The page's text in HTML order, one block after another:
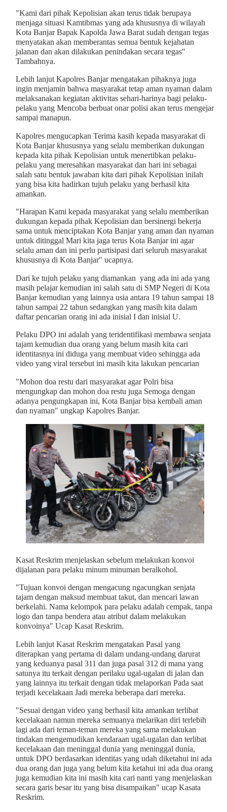
"Kami dari pihak Kepolisian akan terus tidak berupaya
menjaga situasi Kamtibmas yang ada khususnya di wilayah
Kota Banjar Bapak Kapolda Jawa Barat sudah dengan tegas
menyatakan akan memberantas semua bentuk kejahatan
jalanan dan akan dilakukan penindakan secara tegas"
Tambahnya.
Lebih lanjut Kapolres Banjar mengatakan pihaknya juga
ingin menjamin bahwa masyarakat tetap aman nyaman dalam
melaksanakan kegiatan aktivitas sehari-harinya bagi pelaku-
pelaku yang Mencoba berbuat onar polisi akan terus mengejar
sampai manapun.
Kapolres mengucapkan Terima kasih kepada masyarakat di
Kota Banjar khususnya yang selalu memberikan dukungan
kepada kita pihak Kepolisian untuk menertibkan pelaku-
pelaku yang meresahkan masyarakat dan hari ini sebagai
salah satu bentuk jawaban kita dari pihak Kepolisian inilah
yang bisa kita hadirkan tujuh pelaku yang berhasil kita
amankan.
"Harapan Kami kepada masyarakat yang selalu memberikan
dukungan kepada pihak Kepolisian dan bersinergi bekerja
sama untuk menciptakan Kota Banjar yang aman dan nyaman
untuk ditinggal Mari kita jaga terus Kota Banjar ini agar
selalu aman dan ini perlu partisipasi dari seluruh masyarakat
khususnya di Kota Banjar" ucapnya.
Dari ke tujuh pelaku yang diamankan yang ada ini ada yang
masih pelajar kemudian ini salah satu di SMP Negeri di Kota
Banjar kemudian yang lainnya usia antara 19 tahun sampai 18
tahun sampai 22 tahun sedangkan yang masih kita dalam
daftar pencarian orang ini ada inisial I dan inisial U.
Pelaku DPO ini adalah yang teridentifikasi membawa senjata
tajam kemudian dua orang yang belum masih kita cari
identitasnya ini diduga yang membuat video sehingga ada
video yang viral tersebut ini masih kita lakukan pencarian
"Mohon doa restu dari masyarakat agar Polri bisa
mengungkap dan mohon doa restu juga Semoga dengan
adanya pengungkapan ini, Kota Banjar bisa kembali aman
dan nyaman" ungkap Kapolres Banjar.
Kasat Reskrim menjelaskan sebelum melakukan konvoi
dijalanan para pelaku minum minuman beralkohol.
"Tujuan konvoi dengan mengacung ngacungkan senjata
tajam dengan maksud membuat takut, dan mencari lawan
berkelahi. Nama kelompok para pelaku adalah cempak, tanpa
logo dan tanpa bendera atau atribut dalam melakukan
konvoinya" Ucap Kasat Reskrim.
Lebih lanjut Kasat Reskrim mengatakan Pasal yang
diterapkan yang pertama di dalam undang-undang darurat
yang keduanya pasal 311 dan juga pasal 312 di mana yang
satunya itu terkait dengan perilaku ugal-ugalan di jalan dan
yang lainnya itu terkait dengan tidak melaporkan Pada saat
terjadi kecelakaan Jadi mereka beberapa dari mereka.
"Sesuai dengan video yang berhasil kita amankan terlibat
kecelakaan namun mereka semuanya melarikan diri terlebih
lagi ada dari teman-teman mereka yang sama melakukan
tindakan mengemudikan kendaraan ugal-ugalan dan terlibat
kecelakaan dan meninggal dunia yang meninggal dunia,
untuk DPO berdasarkan identitas yang udah diketahui ini ada
dua orang dan juga yang belum kita ketahui ini ada dua orang
juga kemudian kita ini masih kita cari nanti yang menjelaskan
secara garis besar itu yang bisa disampaikan" ucap Kasata
Reskrim.